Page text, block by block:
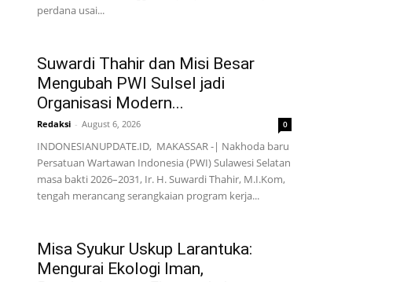
perdana usai...
Suwardi Thahir dan Misi Besar
Mengubah PWI Sulsel jadi
Organisasi Modern...
Redaksi - August 6, 2026 0
INDONESIANUPDATE.ID, MAKASSAR -| Nakhoda baru
Persatuan Wartawan Indonesia (PWI) Sulawesi Selatan
masa bakti 2026–2031, Ir. H. Suwardi Thahir, M.I.Kom,
tengah merancang serangkaian program kerja...
Misa Syukur Uskup Larantuka:
Mengurai Ekologi Iman,